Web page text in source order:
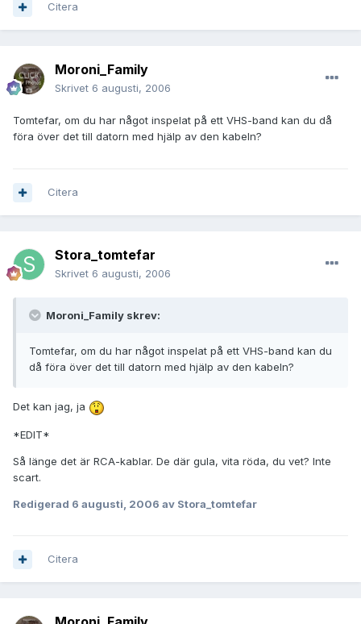
Citera
Moroni_Family
Skrivet 6 augusti, 2006
Tomtefar, om du har något inspelat på ett VHS-band kan du då
föra över det till datorn med hjälp av den kabeln?
Citera
Stora_tomtefar
Skrivet 6 augusti, 2006
Moroni_Family skrev:
Tomtefar, om du har något inspelat på ett VHS-band kan du
då föra över det till datorn med hjälp av den kabeln?
Det kan jag, ja
*EDIT*
Så länge det är RCA-kablar. De där gula, vita röda, du vet? Inte
scart.
Redigerad 6 augusti, 2006 av Stora_tomtefar
Citera